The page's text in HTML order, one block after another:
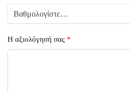
Η αξιολόγησή σας *